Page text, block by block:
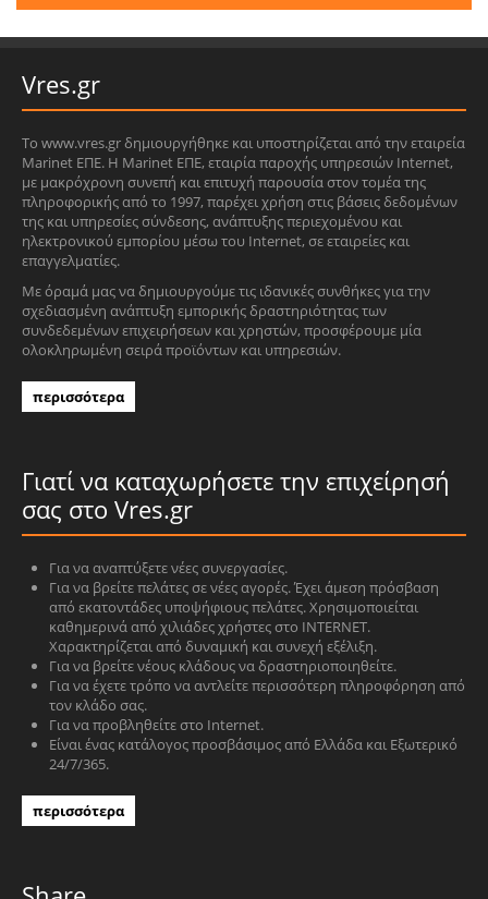
Vres.gr
Το www.vres.gr δημιουργήθηκε και υποστηρίζεται από την εταιρεία
Marinet ΕΠΕ. Η Marinet ΕΠΕ, εταιρία παροχής υπηρεσιών Internet,
με μακρόχρονη συνεπή και επιτυχή παρουσία στον τομέα της
πληροφορικής από το 1997, παρέχει χρήση στις βάσεις δεδομένων
της και υπηρεσίες σύνδεσης, ανάπτυξης περιεχομένου και
ηλεκτρονικού εμπορίου μέσω του Internet, σε εταιρείες και
επαγγελματίες.
Με όραμά μας να δημιουργούμε τις ιδανικές συνθήκες για την
σχεδιασμένη ανάπτυξη εμπορικής δραστηριότητας των
συνδεδεμένων επιχειρήσεων και χρηστών, προσφέρουμε μία
ολοκληρωμένη σειρά προϊόντων και υπηρεσιών.
περισσότερα
Γιατί να καταχωρήσετε την επιχείρησή
σας στο Vres.gr
Για να αναπτύξετε νέες συνεργασίες.
Για να βρείτε πελάτες σε νέες αγορές. Έχει άμεση πρόσβαση
από εκατοντάδες υποψήφιους πελάτες. Χρησιμοποιείται
καθημερινά από χιλιάδες χρήστες στο INTERNET.
Χαρακτηρίζεται από δυναμική και συνεχή εξέλιξη.
Για να βρείτε νέους κλάδους να δραστηριοποιηθείτε.
Για να έχετε τρόπο να αντλείτε περισσότερη πληροφόρηση από
τον κλάδο σας.
Για να προβληθείτε στο Internet.
Είναι ένας κατάλογος προσβάσιμος από Ελλάδα και Εξωτερικό
24/7/365.
περισσότερα